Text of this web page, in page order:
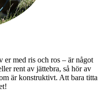
med ris och ros – är något
rent av jättebra, så hör av
är konstruktivt. Att bara titta